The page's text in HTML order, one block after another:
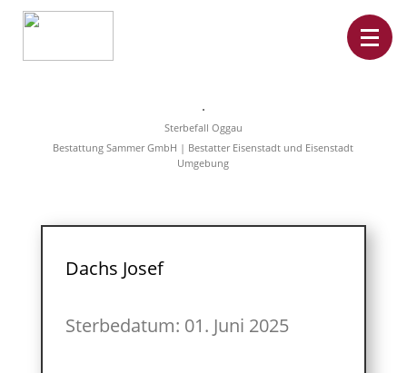
Rat&Hilfe
Sterbefälle
Sterbefall Oggau
Bestattung Sammer GmbH | Bestatter Eisenstadt und Eisenstadt
Umgebung
Dachs Josef
Sterbedatum: 01. Juni 2025